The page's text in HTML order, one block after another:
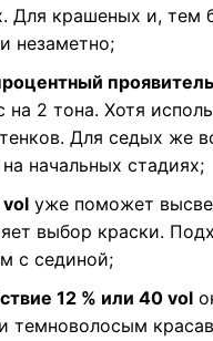
Для крашеных и, тем
незаметно;
на 2 тона. Хотя
Для седых же
начальных стадиях;
vol уже поможет
выбор краски.
с сединой;
12 % или 40 vol
темноволосым